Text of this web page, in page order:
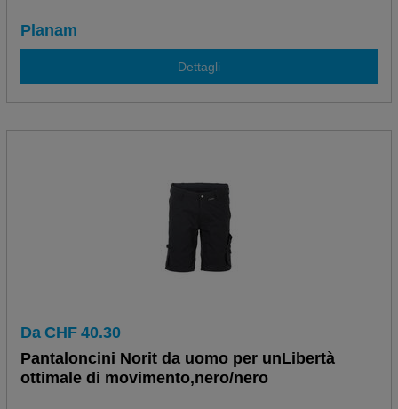
Planam
Dettagli
Da CHF 40.30
Pantaloncini Norit da uomo per unLibertà
ottimale di movimento,nero/nero